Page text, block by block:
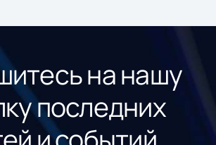
на нашу
последних